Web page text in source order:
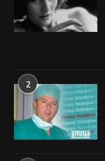
2